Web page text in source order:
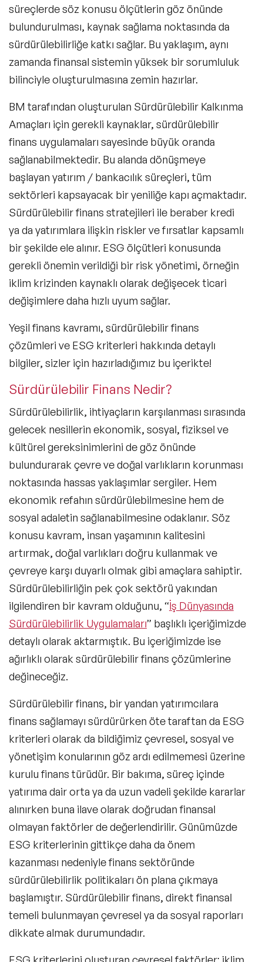
süreçlerde söz konusu ölçütlerin göz önünde
bulundurulması, kaynak sağlama noktasında da
sürdürülebilirliğe katkı sağlar. Bu yaklaşım, aynı
zamanda finansal sistemin yüksek bir sorumluluk
bilinciyle oluşturulmasına zemin hazırlar.
BM tarafından oluşturulan Sürdürülebilir Kalkınma
Amaçları için gerekli kaynaklar, sürdürülebilir
finans uygulamaları sayesinde büyük oranda
sağlanabilmektedir. Bu alanda dönüşmeye
başlayan yatırım / bankacılık süreçleri, tüm
sektörleri kapsayacak bir yeniliğe kapı açmaktadır.
Sürdürülebilir finans stratejileri ile beraber kredi
ya da yatırımlara ilişkin riskler ve fırsatlar kapsamlı
bir şekilde ele alınır. ESG ölçütleri konusunda
gerekli önemin verildiği bir risk yönetimi, örneğin
iklim krizinden kaynaklı olarak değişecek ticari
değişimlere daha hızlı uyum sağlar.
Yeşil finans kavramı, sürdürülebilir finans
çözümleri ve ESG kriterleri hakkında detaylı
bilgiler, sizler için hazırladığımız bu içerikte!
Sürdürülebilir Finans Nedir?
Sürdürülebilirlik, ihtiyaçların karşılanması sırasında
gelecek nesillerin ekonomik, sosyal, fiziksel ve
kültürel gereksinimlerini de göz önünde
bulundurarak çevre ve doğal varlıkların korunması
noktasında hassas yaklaşımlar sergiler. Hem
ekonomik refahın sürdürülebilmesine hem de
sosyal adaletin sağlanabilmesine odaklanır. Söz
konusu kavram, insan yaşamının kalitesini
artırmak, doğal varlıkları doğru kullanmak ve
çevreye karşı duyarlı olmak gibi amaçlara sahiptir.
Sürdürülebilirliğin pek çok sektörü yakından
ilgilendiren bir kavram olduğunu, “İş Dünyasında
Sürdürülebilirlik Uygulamaları” başlıklı içeriğimizde
detaylı olarak aktarmıştık. Bu içeriğimizde ise
ağırlıklı olarak sürdürülebilir finans çözümlerine
değineceğiz.
Sürdürülebilir finans, bir yandan yatırımcılara
finans sağlamayı sürdürürken öte taraftan da ESG
kriterleri olarak da bildiğimiz çevresel, sosyal ve
yönetişim konularının göz ardı edilmemesi üzerine
kurulu finans türüdür. Bir bakıma, süreç içinde
yatırıma dair orta ya da uzun vadeli şekilde kararlar
alınırken buna ilave olarak doğrudan finansal
olmayan faktörler de değerlendirilir. Günümüzde
ESG kriterlerinin gittikçe daha da önem
kazanması nedeniyle finans sektöründe
sürdürülebilirlik politikaları ön plana çıkmaya
başlamıştır. Sürdürülebilir finans, direkt finansal
temeli bulunmayan çevresel ya da sosyal raporları
dikkate almak durumundadır.